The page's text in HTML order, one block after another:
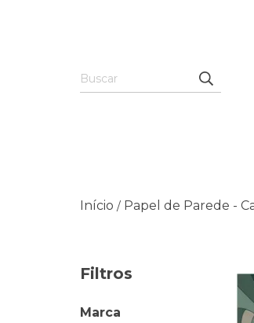
Início / Papel de Parede -
Filtros
Marca